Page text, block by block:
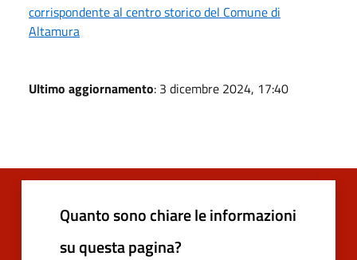
corrispondente al centro storico del Comune di
Altamura
Ultimo aggiornamento: 3 dicembre 2024, 17:40
Quanto sono chiare le informazioni
su questa pagina?